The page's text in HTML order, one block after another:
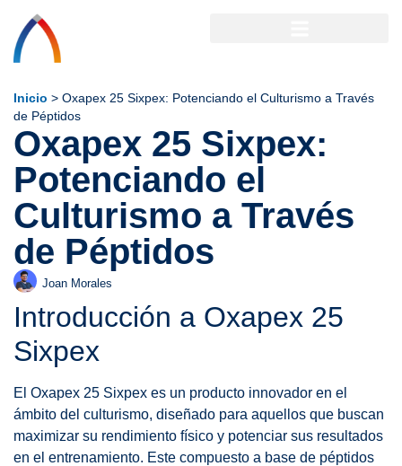
Inicio > Oxapex 25 Sixpex: Potenciando el Culturismo a Través
de Péptidos
Oxapex 25 Sixpex:
Potenciando el
Culturismo a Través
de Péptidos
Joan Morales
Introducción a Oxapex 25
Sixpex
El Oxapex 25 Sixpex es un producto innovador en el
ámbito del culturismo, diseñado para aquellos que buscan
maximizar su rendimiento físico y potenciar sus resultados
en el entrenamiento. Este compuesto a base de péptidos